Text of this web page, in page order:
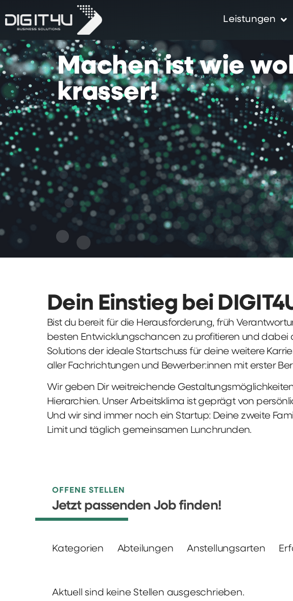
Leistungen
Machen ist wie
krasser!
Dein Einstieg bei
Bist du bereit für die Herausforderung, früh
besten Entwicklungschancen zu profitieren und dabei
Solutions der ideale Startschuss für deine weitere
aller Fachrichtungen und Bewerber:innen mit erster
Wir geben Dir weitreichende
Hierarchien. Unser Arbeitsklima ist geprägt von
Und wir sind immer noch ein Startup: Deine zweite
Limit und täglich gemeinsamen Lunchrunden.
OFFENE STELLEN
Jetzt passenden Job finden!
Kategorien Abteilungen Anstellungsarten
Aktuell sind keine Stellen ausgeschrieben.